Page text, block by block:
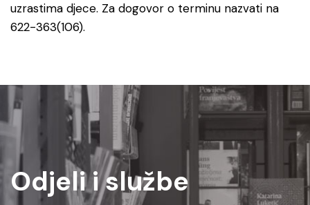
uzrastima djece. Za dogovor o terminu nazvati na
622-363(106).
Odjeli i službe